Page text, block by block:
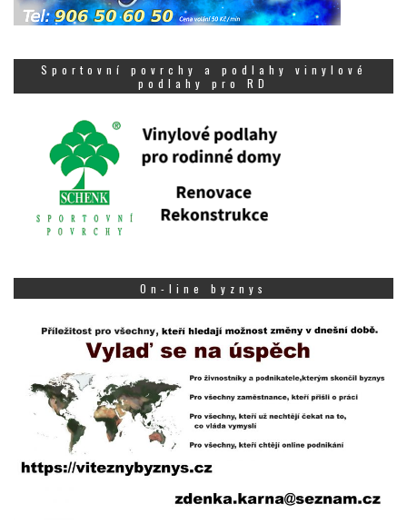
Sportovní povrchy a podlahy vinylové
podlahy pro RD
On-line byznys